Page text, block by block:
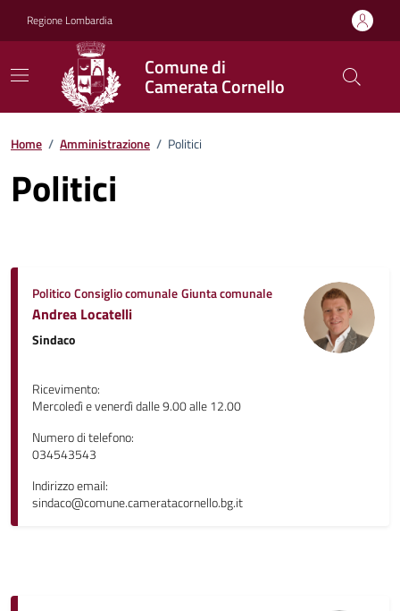
Regione Lombardia
Comune di
Camerata Cornello
Home / Amministrazione / Politici
Politici
PoliticoConsiglio comunaleGiunta comunale
Andrea Locatelli
Sindaco
Ricevimento:
Mercoledì e venerdì dalle 9.00 alle 12.00
Numero di telefono:
034543543
Indirizzo email:
sindaco@comune.cameratacornello.bg.it